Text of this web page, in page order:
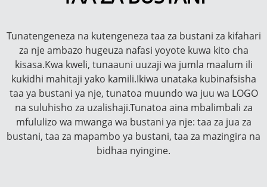
Tunatengeneza na kutengeneza taa za bustani za kifahari
za nje ambazo hugeuza nafasi yoyote kuwa kito cha
kisasa.Kwa kweli, tunaauni uuzaji wa jumla maalum ili
kukidhi mahitaji yako kamili.Ikiwa unataka kubinafsisha
taa ya bustani ya nje, tunatoa muundo wa juu wa LOGO
na suluhisho za uzalishaji.Tunatoa aina mbalimbali za
mfululizo wa mwanga wa bustani ya nje: taa za jua za
bustani, taa za mapambo ya bustani, taa za mazingira na
bidhaa nyingine.